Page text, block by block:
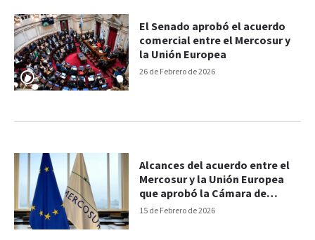
26 de Febrero de 2026
El Senado aprobó el acuerdo
comercial entre el Mercosur y
la Unión Europea
15 de Febrero de 2026
Alcances del acuerdo entre el
Mercosur y la Unión Europea
que aprobó la Cámara de
Diputados